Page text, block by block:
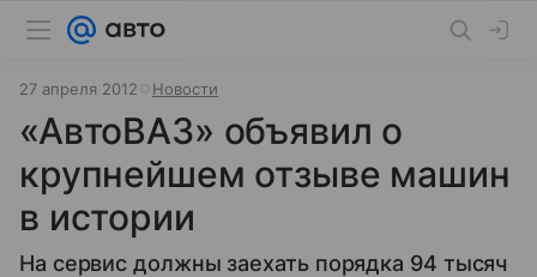
27 апреля 2012 Новости
«АвтоВАЗ» объявил о
крупнейшем отзыве машин
в истории
На сервис должны заехать порядка 94 тысяч